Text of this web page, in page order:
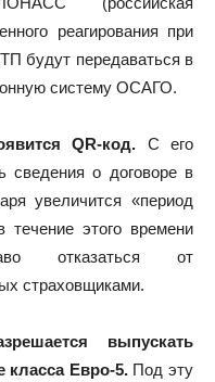
реагирования при
будут передаваться в
систему ОСАГО.
QR-код. С его
сведения о договоре в
увеличится «период
этого времени
отказаться от
страховщиками.
выпускать
класса Евро-5.Под эту